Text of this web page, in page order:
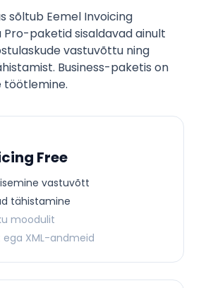
sõltub Eemel Invoicing
paketid sisaldavad ainult
vastuvõttu ning
Business-paketis on
töötlemine.
Free
vastuvõtt
tähistamine
moodulit
ega XML-andmeid